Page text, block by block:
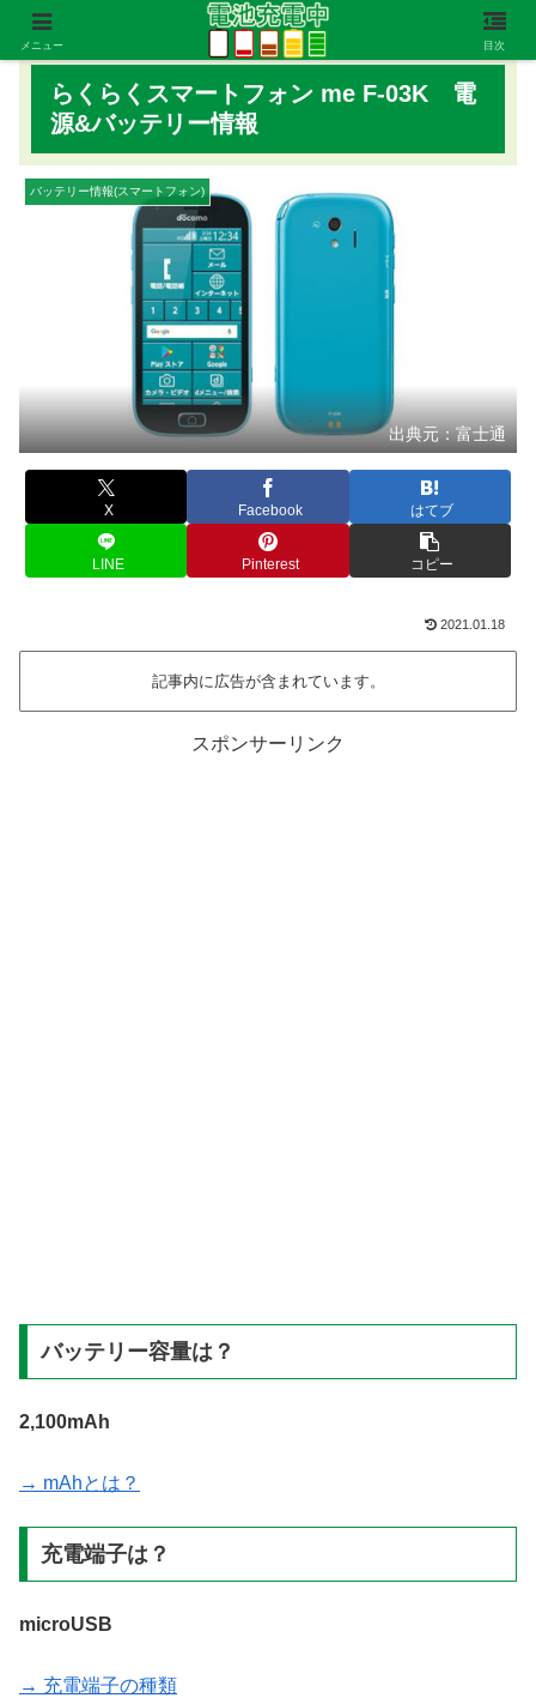
らくらくスマートフォン me F-03K 電
源&バッテリー情報
バッテリー情報(スマートフォン)
出典元：富士通
X Facebook はてブ
LINE Pinterest コピー
2021.01.18
記事内に広告が含まれています。
スポンサーリンク
バッテリー容量は？
2,100mAh
→ mAhとは？
充電端子は？
microUSB
→ 充電端子の種類
メニュー 目次